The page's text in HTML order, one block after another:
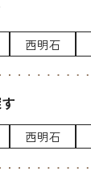
西明石
西明石